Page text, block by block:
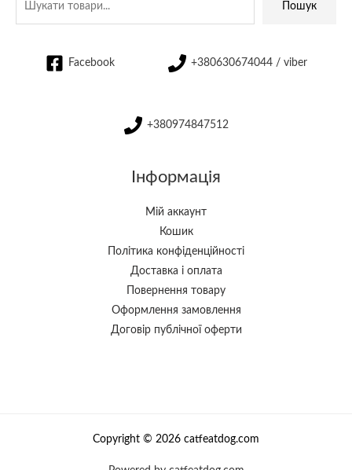
Пошук
Facebook +380630674044 / viber
+380974847512
Інформація
Мій аккаунт
Кошик
Політика конфіденційності
Доставка і оплата
Повернення товару
Оформлення замовлення
Договір публічної оферти
Copyright © 2026 catfeatdog.com